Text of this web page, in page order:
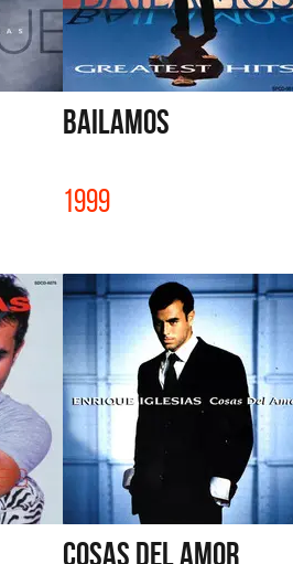
BAILAMOS
1999
COSAS DEL AMOR